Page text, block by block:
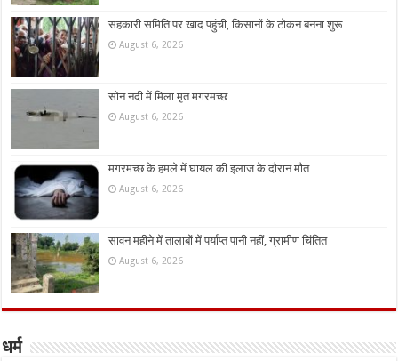
सहकारी समिति पर खाद पहुंची, किसानों के टोकन बनना शुरू
August 6, 2026
सोन नदी में मिला मृत मगरमच्छ
August 6, 2026
मगरमच्छ के हमले में घायल की इलाज के दौरान मौत
August 6, 2026
सावन महीने में तालाबों में पर्याप्त पानी नहीं, ग्रामीण चिंतित
August 6, 2026
धर्म